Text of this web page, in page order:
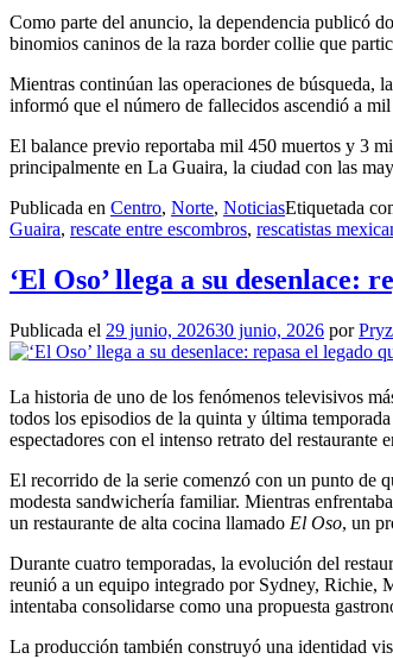
Como parte del anuncio, la dependencia publicó
binomios caninos de la raza border collie que
Mientras continúan las operaciones de búsqueda,
informó que el número de fallecidos ascendió a
El balance previo reportaba mil 450 muertos y 3
principalmente en La Guaira, la ciudad con las
Publicada en Centro, Norte, NoticiasEtiquetada
Guaira, rescate entre escombros, rescatistas
‘El Oso’ llega a su desenlace:
Publicada el 29 junio, 202630 junio, 2026 por
La historia de uno de los fenómenos televisivos
todos los episodios de la quinta y última
espectadores con el intenso retrato del
El recorrido de la serie comenzó con un punto de
modesta sandwichería familiar. Mientras
un restaurante de alta cocina llamado El Oso, un
Durante cuatro temporadas, la evolución del
reunió a un equipo integrado por Sydney, Richie,
intentaba consolidarse como una propuesta
La producción también construyó una identidad